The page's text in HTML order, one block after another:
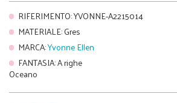
RIFERIMENTO:YVONNE-A2215014
MATERIALE:Gres
MARCA:Yvonne Ellen
FANTASIA:A righe
Oceano